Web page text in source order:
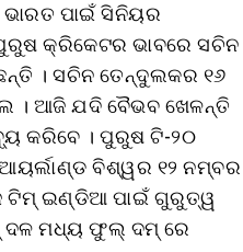
ଭାରତ ପାଇଁ ସିନିୟର
କ୍ରିକେଟର ଭାବରେ ସଚିନ
। ସଚିନ ତେନ୍ଦୁଲକର ୧୬
। ଆଜି ଯଦି ବୈଭବ ଖେଳନ୍ତି
କରିବେ । ପୁରୁଷ ଟି-୨୦
ଆୟର୍ଲାଣ୍ଡ ବିଶ୍ୱର ୧୨ ନମ୍ବର
ଟିମ୍ ଇଣ୍ଡିଆ ପାଇଁ ଗୁରୁତ୍ୱ
ଦଳ ମଧ୍ୟ ଫୁଲ୍ ଦମ୍ ରେ